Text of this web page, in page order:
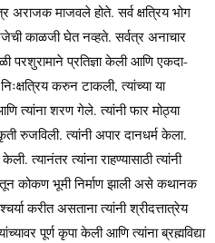
अराजक माजवले होते. सर्व क्षत्रिय भोग
काळजी घेत नव्हते. सर्वत्र अनाचार
परशुरामाने प्रतिज्ञा केली आणि एकदा-
करुन टाकली, त्यांच्या या
त्यांना शरण गेले. त्यांनी फार मोठ्या
रुजविली. त्यांनी अपार दानधर्म केला.
त्यानंतर त्यांना राहण्यासाठी त्यांनी
कोकण भूमी निर्माण झाली असे कथानक
करीत असताना त्यांनी श्रीदत्तात्रेय
पूर्ण कृपा केली आणि त्यांना ब्रह्मविद्या